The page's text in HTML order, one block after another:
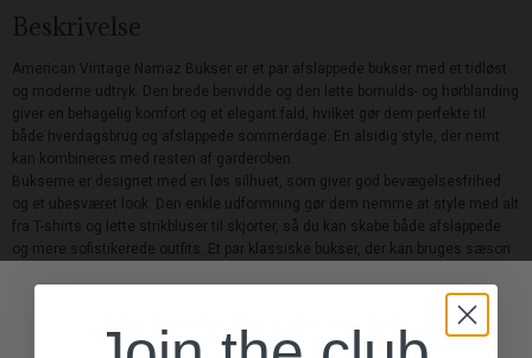
Beskrivelse
American Vintage Namaz Bukser er et par afslappede bukser med et tidløst
og moderne udtryk. Den brede benvidde og den lette bomulds- og hørblanding
giver en behagelig komfort og et elegant fald, hvilket gør dem perfekte til
både hverdagsbrug og afslappede sommerdage. En alsidig style, der nemt
kan kombineres med resten af garderoben.
Bukserne er designet med en løs silhuet, som giver god bevægelsesfrihed
og et ubesværet look. Den enkle udformning gør dem nemme at style med alt
fra T-shirts og lette strikbluser til skjorter, så du kan skabe både afslappede
og mere sofistikerede outfits. Et par klassiske bukser, der kan bruges sæson
Kvalitet:
Afslappet pasform. Vi anbefaler, at du vælger din normale størrelse.
Vaskeanvisning:
Vaskes efter anvisning på produktets etikette.